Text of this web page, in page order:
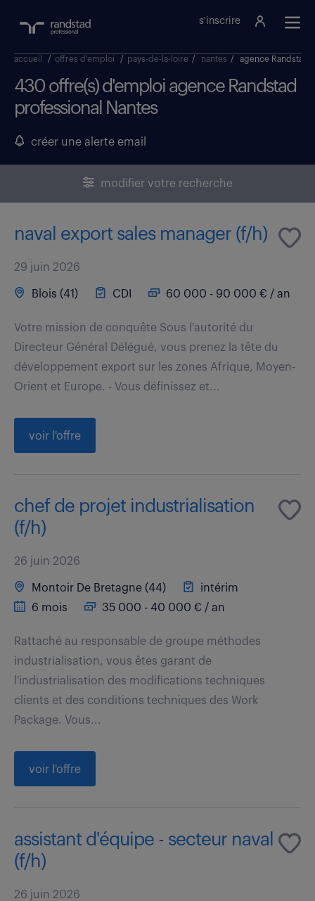
s'inscrire
accueil / offres d'emploi / pays-de-la-loire / nantes / agence Randstad
430 offre(s) d'emploi agence Randstad
professional Nantes
créer une alerte email
modifier votre recherche
naval export sales manager (f/h)
29 juin 2026
Blois (41) CDI 60 000 - 90 000 € / an
Votre mission de conquête Sous l'autorité du
Directeur Général Délégué, vous prenez la tête du
développement export sur les zones Afrique, Moyen-
Orient et Europe. - Vous définissez et...
voir l'offre
chef de projet industrialisation
(f/h)
26 juin 2026
Montoir De Bretagne (44)
intérim
6 mois
35 000 - 40 000 € / an
Rattaché au responsable de groupe méthodes
industrialisation, vous êtes garant de
l'industrialisation des modifications techniques
clients et des conditions techniques des Work
Package. Vous...
voir l'offre
assistant d'équipe - secteur naval
(f/h)
26 juin 2026